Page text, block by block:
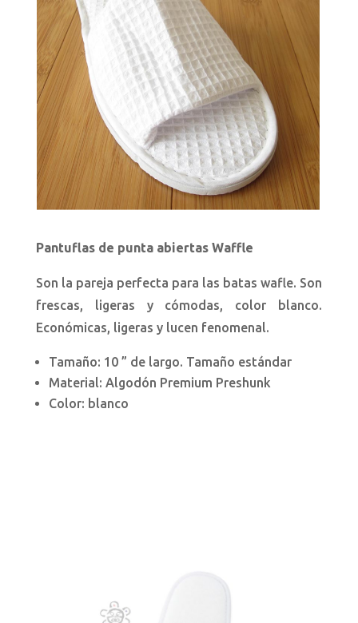
Pantuflas de punta abiertas Waffle
Son la pareja perfecta para las batas wafle. Son
frescas, ligeras y cómodas, color blanco.
Económicas, ligeras y lucen fenomenal.
Tamaño: 10 ” de largo. Tamaño estándar
Material: Algodón Premium Preshunk
Color: blanco